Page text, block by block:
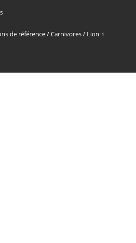
de référence/Carnivores/ Lion ♀